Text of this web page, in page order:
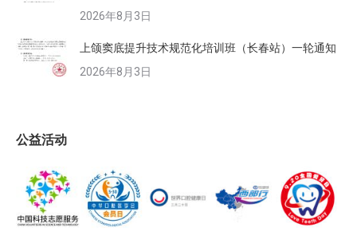
2026年8月3日
上颌窦底提升技术规范化培训班（长春站）一轮通知
2026年8月3日
公益活动